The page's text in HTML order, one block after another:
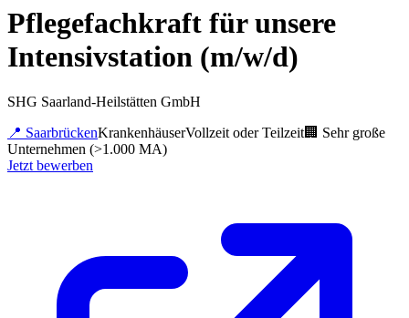
Pflegefachkraft für unsere
Intensivstation (m/w/d)
SHG Saarland-Heilstätten GmbH
📍 SaarbrückenKrankenhäuserVollzeit oder Teilzeit🏢 Sehr große
Unternehmen (>1.000 MA)
Jetzt bewerben